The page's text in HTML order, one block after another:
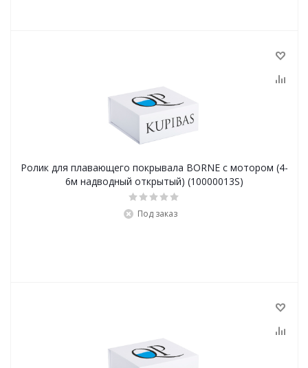
Ролик для плавающего покрывала BORNE с мотором (4-
6м надводный открытый) (10000013S)
Под заказ